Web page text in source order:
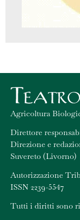
Agricoltura
Direttore
Direzione e
Suvereto (Livorno)
Autorizzazione
ISSN 2239-5547
Tutti i diritti sono